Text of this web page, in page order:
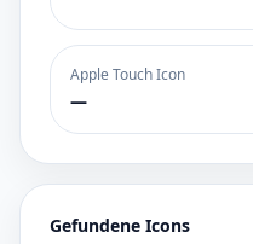
Apple Touch Icon
—
Gefundene Icons